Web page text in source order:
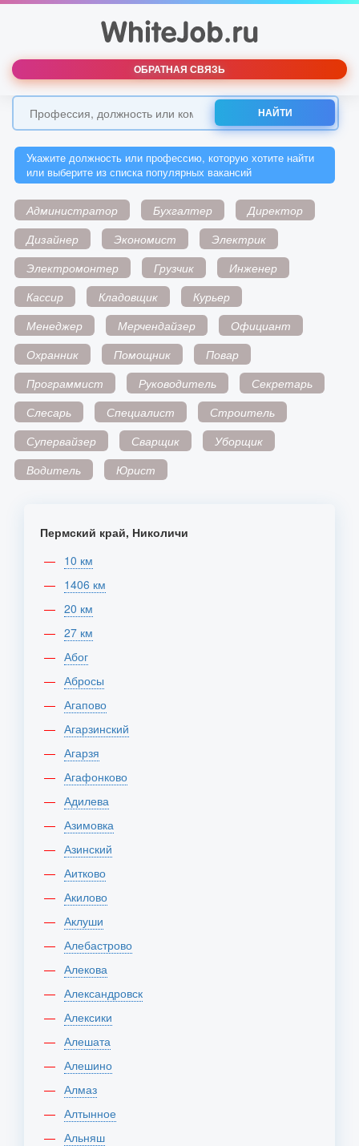
ОБРАТНАЯ СВЯЗЬ
НАЙТИ
Укажите должность или профессию, которую хотите найти
или выберите из списка популярных вакансий
Администратор Бухгалтер
Директор
Дизайнер
Экономист
Электрик
Электромонтер
Грузчик
Инженер
Кассир
Кладовщик
Курьер
Менеджер
Мерчендайзер
Официант
Охранник
Помощник
Повар
Программист
Руководитель
Секретарь
Слесарь
Специалист
Строитель
Супервайзер
Сварщик
Уборщик
Водитель
Юрист
Пермский край, Николичи
10 км
1406 км
20 км
27 км
Абог
Абросы
Агапово
Агарзинский
Агарзя
Агафонково
Адилева
Азимовка
Азинский
Аитково
Акилово
Аклуши
Алебастрово
Алекова
Александровск
Алексики
Алешата
Алешино
Алмаз
Алтынное
Альняш